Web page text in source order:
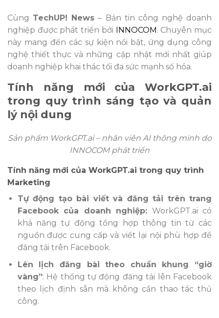
Cùng TechUP! News – Bản tin công nghệ doanh
nghiệp được phát triển bởi INNOCOM. Chuyên mục
này mang đến các sự kiện nổi bật, ứng dụng công
nghệ thiết thực và những cập nhật mới nhất giúp
doanh nghiệp khai thác tối đa sức mạnh số hóa.
Tính năng mới của WorkGPT.ai
trong quy trình sáng tạo và quản
lý nội dung
Sản phẩm WorkGPT.ai – nhân viên AI thông minh do
INNOCOM phát triển
Tính năng mới của WorkGPT.ai trong quy trình
Marketing
Tự động tạo bài viết và đăng tải trên trang
Facebook của doanh nghiệp: WorkGPT.ai có
khả năng tự động tổng hợp thông tin từ các
nguồn được cung cấp và viết lại nội phù hợp để
đăng tải trên Facebook.
Lên lịch đăng bài theo chuẩn khung “giờ
vàng”: Hệ thống tự động đăng tải lên Facebook
theo lịch định sẵn mà không cần thao tác thủ
công.